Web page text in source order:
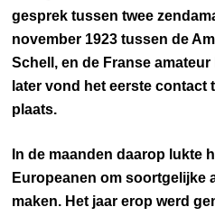
gesprek tussen twee
november 1923 tussen de
Schell, en de Franse
later vond het eerste contact
plaats.
In de maanden daarop lukte
Europeanen om soortgelijke
maken. Het jaar erop werd